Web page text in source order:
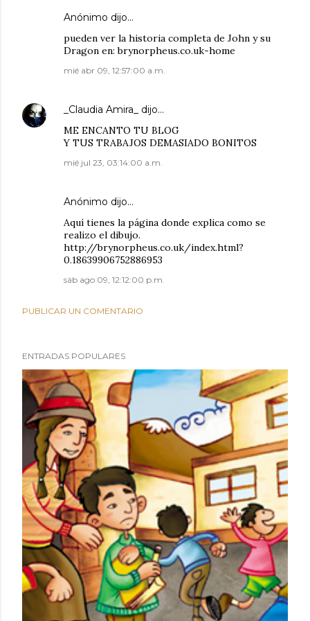
Anónimo dijo…
pueden ver la historia completa de John y su
Dragon en: brynorpheus.co.uk-home
mié abr 09, 12:57:00 a.m.
_Claudia Amira_
dijo…
ME ENCANTO TU BLOG
Y TUS TRABAJOS DEMASIADO BONITOS
mié jul 23, 03:14:00 a.m.
Anónimo dijo…
Aquí tienes la página donde explica como se
realizo el dibujo.
http://brynorpheus.co.uk/index.html?
0.18639906752886953
sáb ago 09, 12:12:00 p.m.
PUBLICAR UN COMENTARIO
ENTRADAS POPULARES